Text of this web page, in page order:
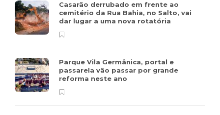
Casarão derrubado em frente ao
cemitério da Rua Bahia, no Salto, vai
dar lugar a uma nova rotatória
Parque Vila Germânica, portal e
passarela vão passar por grande
reforma neste ano